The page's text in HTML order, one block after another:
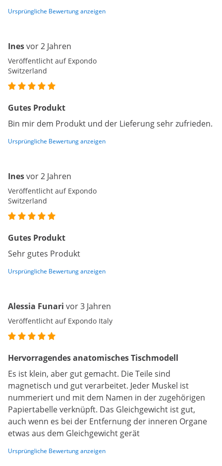
Ursprüngliche Bewertung anzeigen
Inesvor 2 Jahren
Veröffentlicht auf Expondo
Switzerland
Gutes Produkt
Bin mir dem Produkt und der Lieferung sehr zufrieden.
Ursprüngliche Bewertung anzeigen
Inesvor 2 Jahren
Veröffentlicht auf Expondo
Switzerland
Gutes Produkt
Sehr gutes Produkt
Ursprüngliche Bewertung anzeigen
Alessia Funari vor 3 Jahren
Veröffentlicht auf Expondo Italy
Hervorragendes anatomisches Tischmodell
Es ist klein, aber gut gemacht. Die Teile sind
magnetisch und gut verarbeitet. Jeder Muskel ist
nummeriert und mit dem Namen in der zugehörigen
Papiertabelle verknüpft. Das Gleichgewicht ist gut,
auch wenn es bei der Entfernung der inneren Organe
etwas aus dem Gleichgewicht gerät
Ursprüngliche Bewertung anzeigen